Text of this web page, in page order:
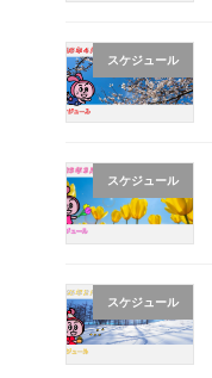
スケジュール
スケジュール
スケジュール